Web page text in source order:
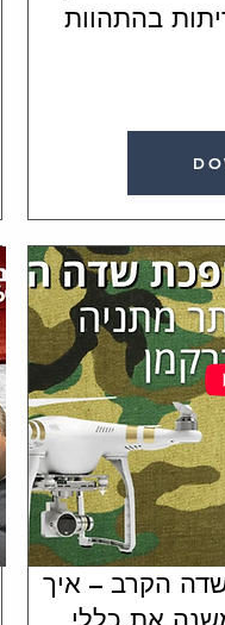
בהתהוות
הקרב – איך